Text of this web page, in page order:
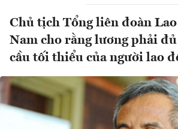
Chủ tịch Tổng liên đoàn
Nam cho rằng lương phải
cầu tối thiểu của người lao